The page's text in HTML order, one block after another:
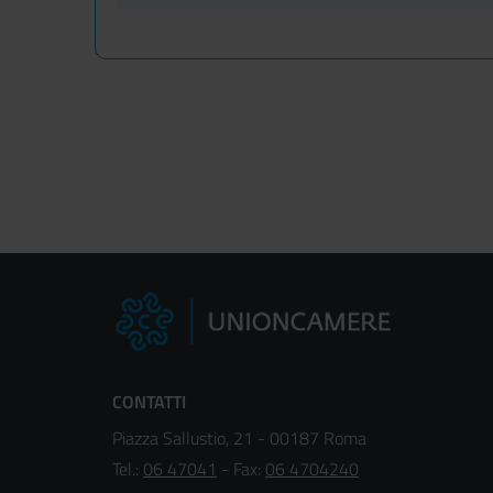
CONTATTI
Piazza Sallustio, 21 - 00187 Roma
Tel.: 06 47041 - Fax: 06 4704240